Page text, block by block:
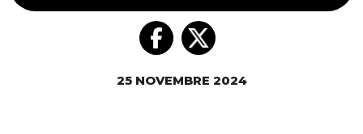
25 NOVEMBRE 2024